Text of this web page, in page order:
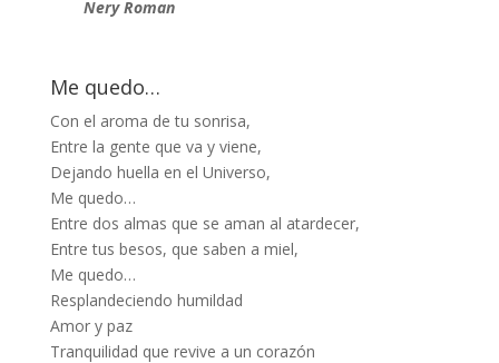
Nery Roman
Me quedo…
Con el aroma de tu sonrisa,
Entre la gente que va y viene,
Dejando huella en el Universo,
Me quedo…
Entre dos almas que se aman al atardecer,
Entre tus besos, que saben a miel,
Me quedo…
Resplandeciendo humildad
Amor y paz
Tranquilidad que revive a un corazón